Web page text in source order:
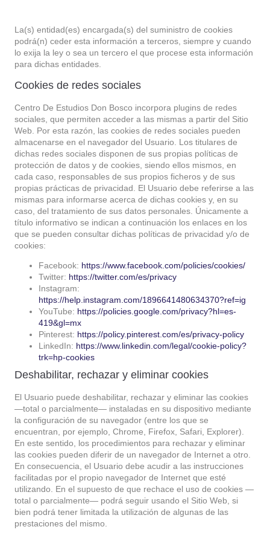
La(s) entidad(es) encargada(s) del suministro de cookies
podrá(n) ceder esta información a terceros, siempre y cuando
lo exija la ley o sea un tercero el que procese esta información
para dichas entidades.
Cookies de redes sociales
Centro De Estudios Don Bosco incorpora plugins de redes
sociales, que permiten acceder a las mismas a partir del Sitio
Web. Por esta razón, las cookies de redes sociales pueden
almacenarse en el navegador del Usuario. Los titulares de
dichas redes sociales disponen de sus propias políticas de
protección de datos y de cookies, siendo ellos mismos, en
cada caso, responsables de sus propios ficheros y de sus
propias prácticas de privacidad. El Usuario debe referirse a las
mismas para informarse acerca de dichas cookies y, en su
caso, del tratamiento de sus datos personales. Únicamente a
título informativo se indican a continuación los enlaces en los
que se pueden consultar dichas políticas de privacidad y/o de
cookies:
Facebook: https://www.facebook.com/policies/cookies/
Twitter: https://twitter.com/es/privacy
Instagram:
https://help.instagram.com/1896641480634370?ref=ig
YouTube: https://policies.google.com/privacy?hl=es-
419&gl=mx
Pinterest: https://policy.pinterest.com/es/privacy-policy
LinkedIn: https://www.linkedin.com/legal/cookie-policy?
trk=hp-cookies
Deshabilitar, rechazar y eliminar cookies
El Usuario puede deshabilitar, rechazar y eliminar las cookies
—total o parcialmente— instaladas en su dispositivo mediante
la configuración de su navegador (entre los que se
encuentran, por ejemplo, Chrome, Firefox, Safari, Explorer).
En este sentido, los procedimientos para rechazar y eliminar
las cookies pueden diferir de un navegador de Internet a otro.
En consecuencia, el Usuario debe acudir a las instrucciones
facilitadas por el propio navegador de Internet que esté
utilizando. En el supuesto de que rechace el uso de cookies —
total o parcialmente— podrá seguir usando el Sitio Web, si
bien podrá tener limitada la utilización de algunas de las
prestaciones del mismo.